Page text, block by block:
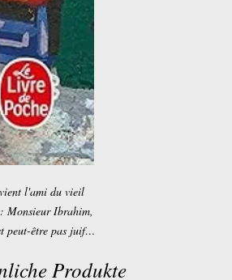
l'ami du vieil
Monsieur Ibrahim,
peut-être pas juif…
Produkte